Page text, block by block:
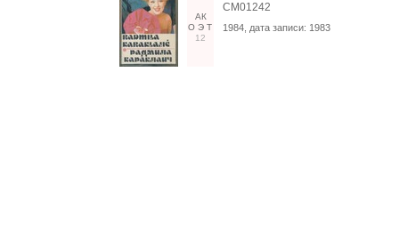
АК
О Э Т
12
СМ01242
1984 , дата записи: 1983